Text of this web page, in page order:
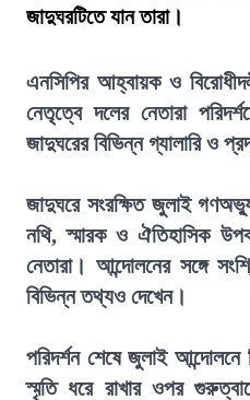
জাদুঘরটিতে যান তারা।
এনসিপির আহ্বায়ক ও
নেতৃত্বে দলের নেতারা
জাদুঘরের বিভিন্ন গ্যালারি ও
জাদুঘরে সংরক্ষিত জুলাই
নথি, স্মারক ও ঐতিহাসিক
নেতারা। আন্দোলনের সঙ্গে
বিভিন্ন তথ্যও দেখেন।
পরিদর্শন শেষে জুলাই
স্মৃতি ধরে রাখার ওপর